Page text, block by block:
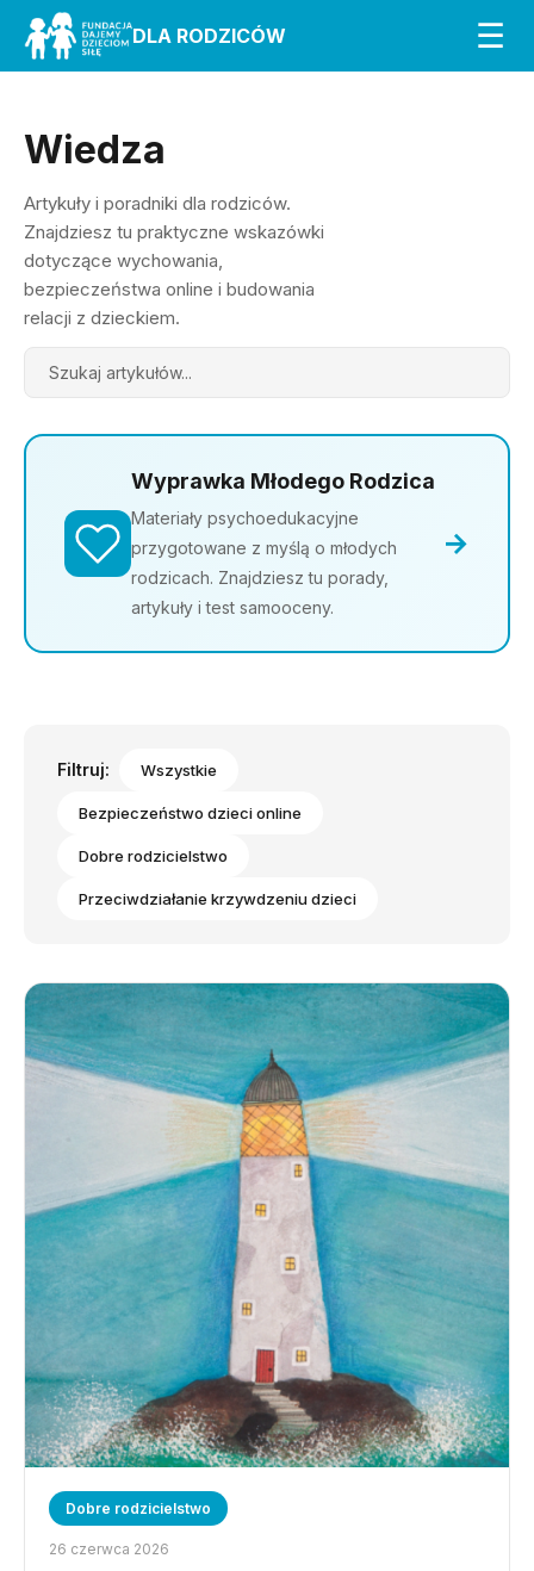
DLA RODZICÓW ☰
Wiedza
Artykuły i poradniki dla rodziców.
Znajdziesz tu praktyczne wskazówki
dotyczące wychowania,
bezpieczeństwa online i budowania
relacji z dzieckiem.
Search
Wyprawka Młodego Rodzica
Materiały psychoedukacyjne
przygotowane z myślą o młodych
rodzicach. Znajdziesz tu porady,
artykuły i test samooceny.
→
Filtruj: Wszystkie
Bezpieczeństwo dzieci online
Dobre rodzicielstwo
Przeciwdziałanie krzywdzeniu dzieci
Dobre rodzicielstwo
26 czerwca 2026